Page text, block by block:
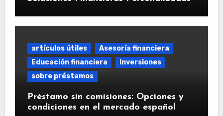
artículos útiles
Asesoría financiera
Educación financiera
Inversiones
sobre préstamos
Préstamo sin comisiones: Opciones y
condiciones en el mercado español